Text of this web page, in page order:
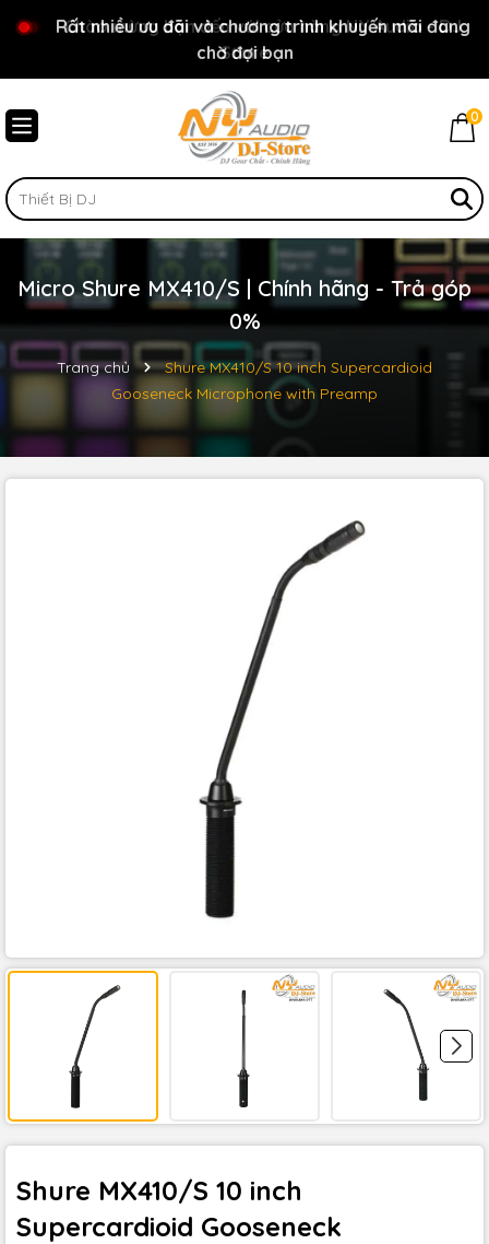
Chào mừng bạn đến với cửa hàng NY Audio - DJ
Store
Rất nhiều ưu đãi và chương trình khuyến mãi đang
chờ đợi bạn
0
Micro Shure MX410/S | Chính hãng - Trả góp
0%
Trang chủ
Shure MX410/S 10 inch Supercardioid
Gooseneck Microphone with Preamp
Shure MX410/S 10 inch
Supercardioid Gooseneck